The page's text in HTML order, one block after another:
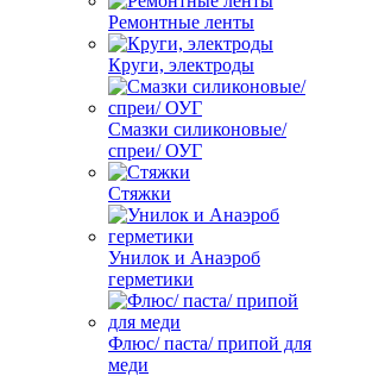
Ремонтные ленты
Круги, электроды
Смазки силиконовые/
спреи/ ОУГ
Стяжки
Унилок и Анаэроб
герметики
Флюс/ паста/ припой для
меди